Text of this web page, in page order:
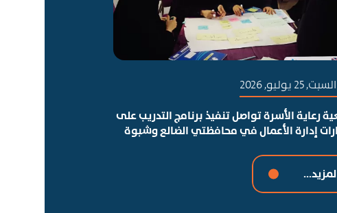
السبت, 25 يوليو, 2026
رعاية الأسرة تواصل تنفيذ برنامج التدريب على
إدارة الأعمال في محافظتي الضالع وشبوة